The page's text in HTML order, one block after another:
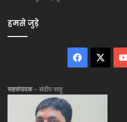
हमसे जुड़े
Facebook
सहसंपादक - संदीप साहू